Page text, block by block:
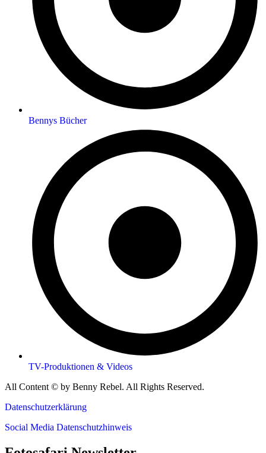
Bennys Bücher
TV-Produktionen & Videos
All Content © by Benny Rebel. All Rights Reserved.
Datenschutzerklärung
Social Media Datenschutzhinweis